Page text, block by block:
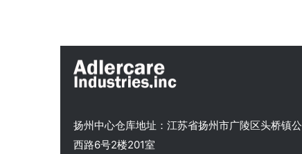
扬州中心仓库地址：江苏省扬州市广陵区头桥镇公
西路6号2楼201室